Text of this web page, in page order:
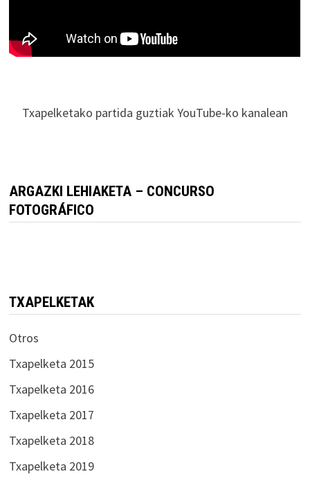
Txapelketako partida guztiak YouTube-ko kanalean
ARGAZKI LEHIAKETA – CONCURSO
FOTOGRÁFICO
TXAPELKETAK
Otros
Txapelketa 2015
Txapelketa 2016
Txapelketa 2017
Txapelketa 2018
Txapelketa 2019